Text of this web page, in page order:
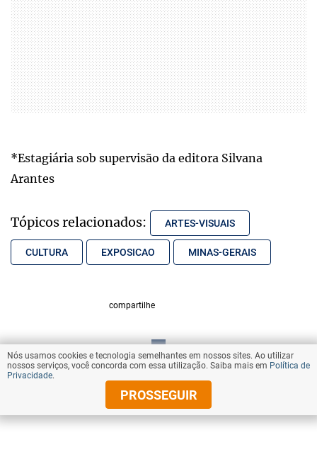
*Estagiária sob supervisão da editora Silvana
Arantes
Tópicos relacionados: ARTES-VISUAIS
CULTURA EXPOSICAO MINAS-GERAIS
compartilhe
VOLTAR AO TOPO
© Copyright 2025 Diários Associados
Nós usamos cookies e tecnologia semelhantes em nossos sites. Ao utilizar
nossos serviços, você concorda com essa utilização. Saiba mais em Política de
Privacidade.
PROSSEGUIR